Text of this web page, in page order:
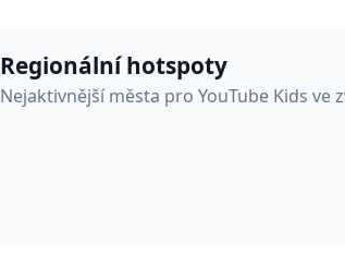
Regionální hotspoty
Nejaktivnější města pro YouTube Kids ve